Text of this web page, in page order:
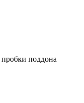
поддона